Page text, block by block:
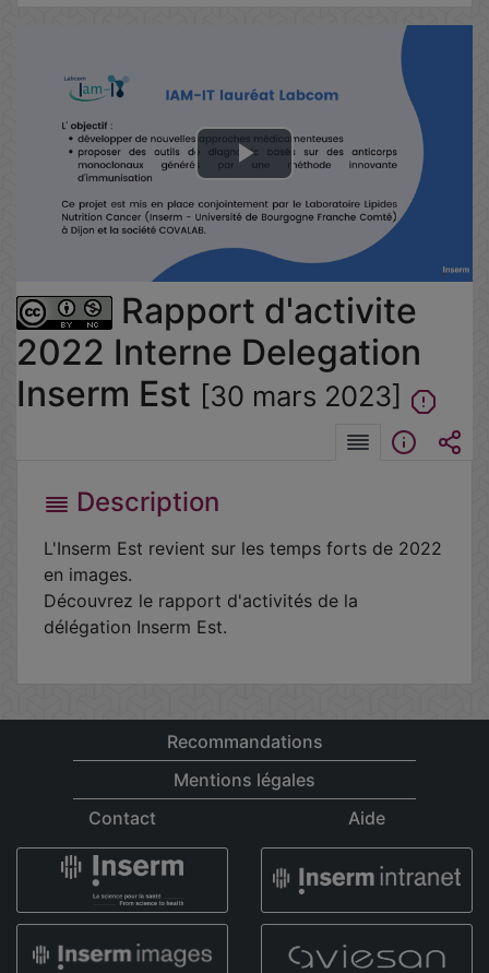
Lire
la
vidéo
Rapport d'activite
2022 Interne Delegation
Inserm Est [30 mars 2023]
Description
L'Inserm Est revient sur les temps forts de 2022
en images.
Découvrez le rapport d'activités de la
délégation Inserm Est.
Recommandations
Mentions légales
Contact
Aide